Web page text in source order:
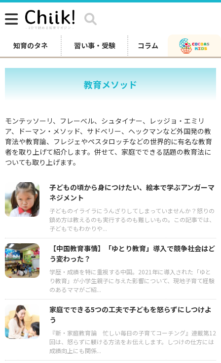
知育のタネ 習い事・受験 コラム
教育メソッド
モンテッソーリ、フレーべル、シュタイナー、レッジョ・エミリ
ア、ドーマン・メソッド、サドベリー、ヘックマンなど外国発の教
育法や教育論、フレジェやペスタロッチなどの世界的に有名な教育
者を取り上げて紹介します。併せて、家庭でできる話題の教育法に
ついても取り上げます。
子どもの頃から身につけたい、絵本で学ぶアンガーマ
ネジメント
子どものイライラにうんざりしてしまっていませんか？怒りの
鎮め方は教えるのも実行するのも難しいもの。この記事では、
子どもでもわかりや...
【中国教育事情】「ゆとり教育」導入で競争社会はど
う変わった？
学歴・成績を特に重視する中国。2021年に導入された「ゆと
り教育」が小学生親子に与えた影響について、現地子育て経験
のあるママがご紹...
家庭でできる5つの工夫で子どもを怒らずにしつけよ
う
『新・家庭教育論 忙しい毎日の子育てコーチング』連載第12
回は、怒らずに躾ける方法をお伝えします。しつけの仕方には
成績向上にも関係...